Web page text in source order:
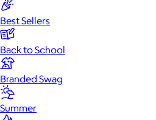
Best Sellers
Back to School
Branded Swag
Summer